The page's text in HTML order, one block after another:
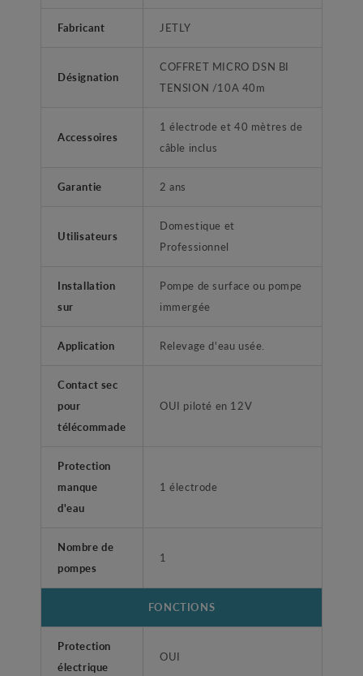
Fabricant JETLY
Désignation
COFFRET MICRO DSN BI
TENSION /10A 40m
Accessoires
1 électrode et 40 mètres de
câble inclus
Garantie 2 ans
Utilisateurs
Domestique et
Professionnel
Installation
sur
Pompe de surface ou pompe
immergée
Application Relevage d'eau usée.
Contact sec
pour
télécommade
OUI piloté en 12V
Protection
manque
d'eau
1 électrode
Nombre de
pompes
1
FONCTIONS
Protection
électrique
OUI